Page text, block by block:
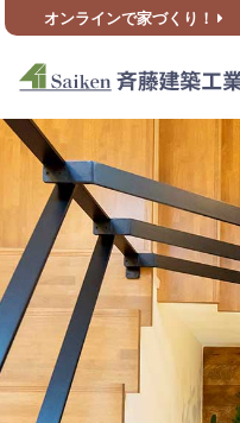
オンラインで家づくり！
HOME>イベント情報> 【ＯＰＥＮ